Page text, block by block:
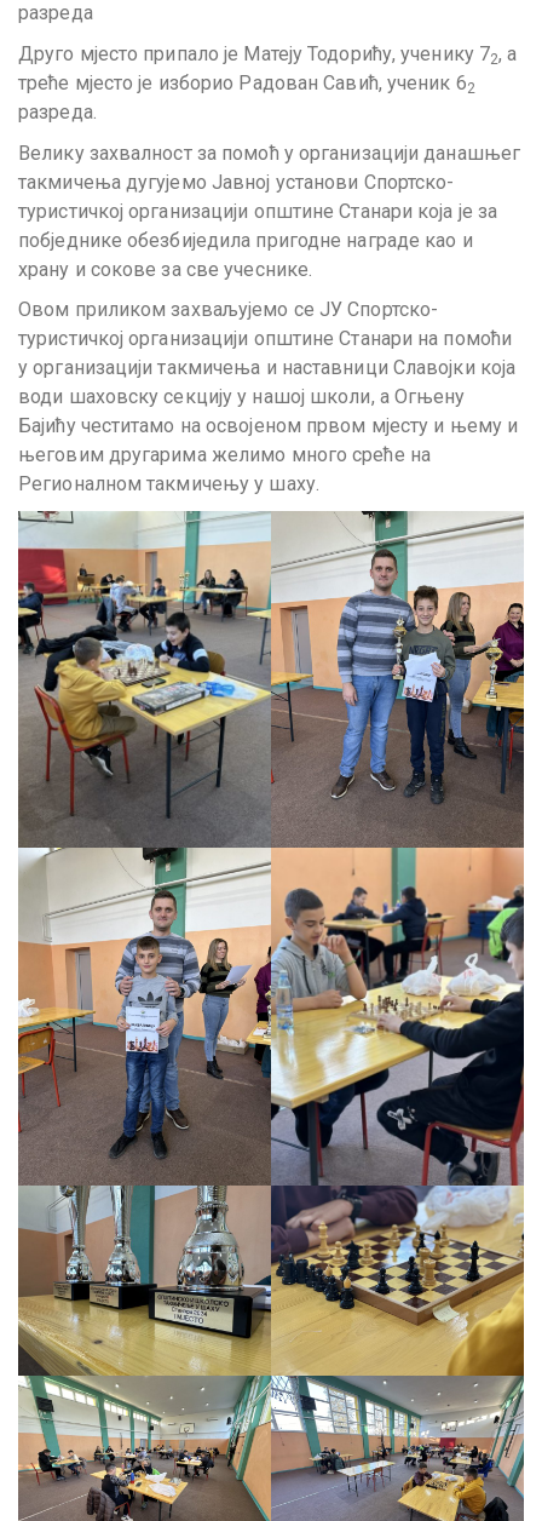
разреда
Друго мјесто припало је Матеју Тодорићу, ученику 72, а
треће мјесто је изборио Радован Савић, ученик 62
разреда.
Велику захвалност за помоћ у организацији данашњег
такмичења дугујемо Јавној установи Спортско-
туристичкој организацији општине Станари која је за
побједнике обезбиједила пригодне награде као и
храну и сокове за све учеснике.
Овом приликом захваљујемо се ЈУ Спортско-
туристичкој организацији општине Станари на помоћи
у организацији такмичења и наставници Славојки која
води шаховску секцију у нашој школи, а Огњену
Бајићу честитамо на освојеном првом мјесту и њему и
његовим другарима желимо много среће на
Регионалном такмичењу у шаху.